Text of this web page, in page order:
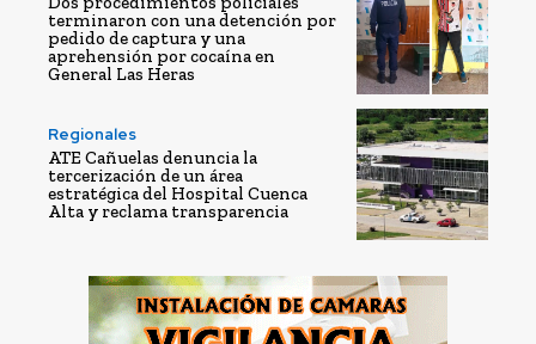
terminaron con una detención por
pedido de captura y una
aprehensión por cocaína en
General Las Heras
Regionales
ATE Cañuelas denuncia la
tercerización de un área
estratégica del Hospital Cuenca
Alta y reclama transparencia